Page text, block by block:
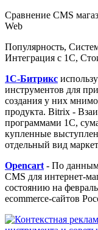
Сравнение CMS
Web
Популярность,
Интеграция с 1С,
1С-Битрикс
инструментов для
создания у них
продукта. Bitrix -
программами 1С,
купленные
отдельный вид
Opencart - По
CMS для интернет-
состоянию на
ecommerce-сайтов